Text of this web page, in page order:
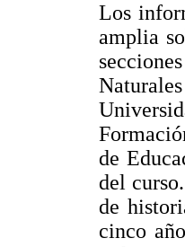
Los
amplia
de
del
de
cinco